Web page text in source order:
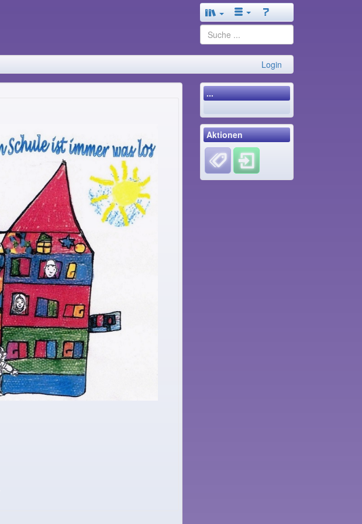
Login
...
Aktionen